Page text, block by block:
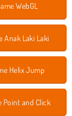
WebGL
Anak Laki Laki
Helix Jump
Point and Click